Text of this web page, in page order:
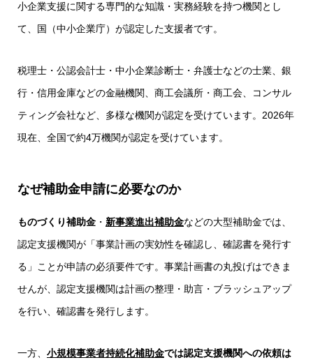
小企業支援に関する専門的な知識・実務経験を持つ機関とし
て、国（中小企業庁）が認定した支援者です。
税理士・公認会計士・中小企業診断士・弁護士などの士業、銀
行・信用金庫などの金融機関、商工会議所・商工会、コンサル
ティング会社など、多様な機関が認定を受けています。2026年
現在、全国で約4万機関が認定を受けています。
なぜ補助金申請に必要なのか
ものづくり補助金 ・ 新事業進出補助金などの大型補助金では、
認定支援機関が「事業計画の実効性を確認し、確認書を発行す
る」ことが申請の必須要件です。事業計画書の丸投げはできま
せんが、認定支援機関は計画の整理・助言・ブラッシュアップ
を行い、確認書を発行します。
一方、 小規模事業者持続化補助金では認定支援機関への依頼は